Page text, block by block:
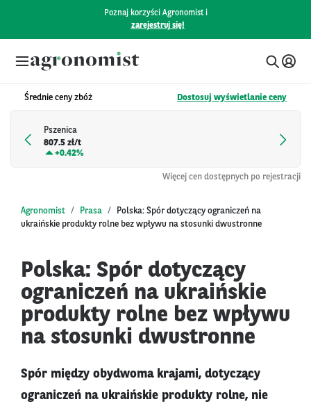
Poznaj korzyści Agronomist i
zarejestruj się!
Średnie ceny zbóż Dostosuj wyświetlanie ceny
Pszenica
807.5 zł/t
+0.42%
Więcej cen dostępnych po rejestracji
Agronomist Prasa
Polska: Spór dotyczący ograniczeń na
ukraińskie produkty rolne bez wpływu na stosunki dwustronne
Polska: Spór dotyczący
ograniczeń na ukraińskie
produkty rolne bez wpływu
na stosunki dwustronne
Spór między obydwoma krajami, dotyczący
ograniczeń na ukraińskie produkty rolne, nie